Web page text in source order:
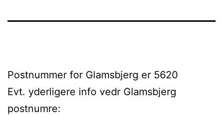
Postnummer for Glamsbjerg er 5620
Evt. yderligere info vedr Glamsbjerg
postnumre: